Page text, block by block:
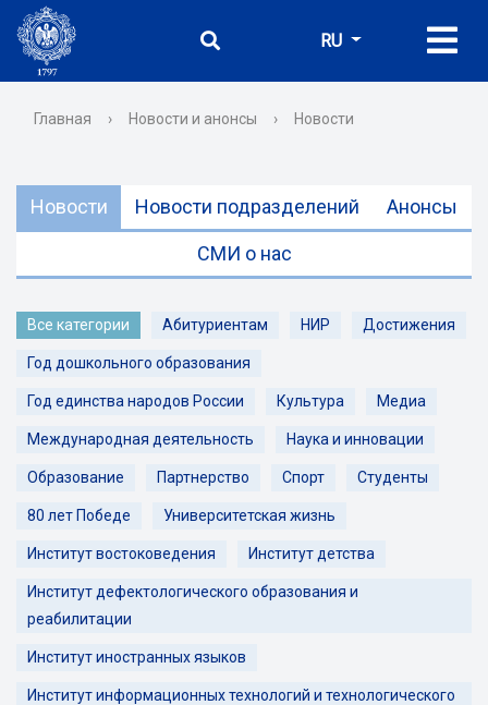
RU
Главная › Новости и анонсы › Новости
Новости Новости подразделений Анонсы
СМИ о нас
Все категории Абитуриентам НИР Достижения
Год дошкольного образования
Год единства народов России Культура Медиа
Международная деятельность Наука и инновации
Образование Партнерство Спорт Студенты
80 лет Победе Университетская жизнь
Институт востоковедения Институт детства
Институт дефектологического образования и
реабилитации
Институт иностранных языков
Институт информационных технологий и технологического